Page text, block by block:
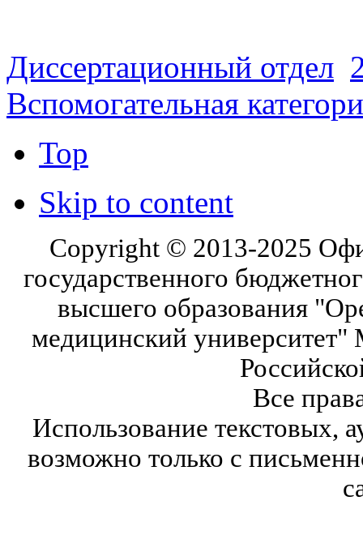
Диссертационный отдел
Вспомогательная
Top
Skip to content
Copyright © 2013-2025
государственного
высшего образования
медицинский университет"
Все
Использование текстовых,
возможно только с